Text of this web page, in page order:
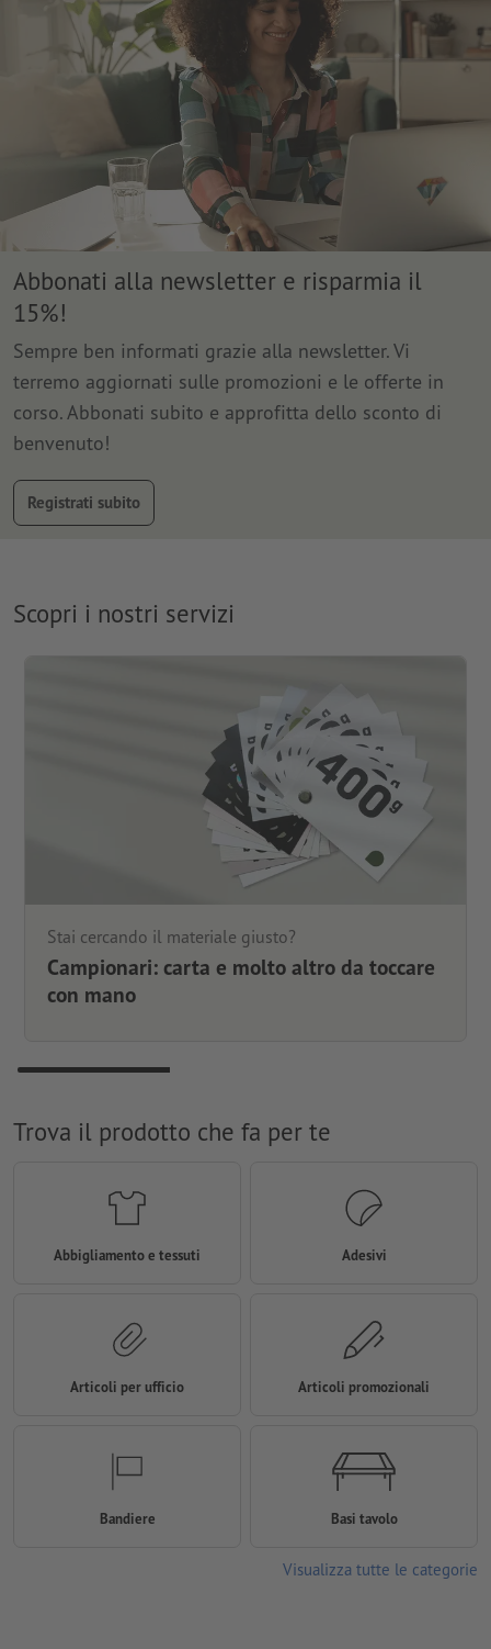
Abbonati alla newsletter e risparmia il
15%!
Sempre ben informati grazie alla newsletter. Vi
terremo aggiornati sulle promozioni e le offerte in
corso. Abbonati subito e approfitta dello sconto di
benvenuto!
Registrati subito
Scopri i nostri servizi
Stai cercando il materiale giusto?
Campionari: carta e molto altro da toccare
con mano
Trova il prodotto che fa per te
Abbigliamento e tessuti Adesivi
Articoli per ufficio Articoli promozionali
Bandiere Basi tavolo
Visualizza tutte le categorie